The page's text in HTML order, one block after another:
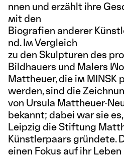
nnen und erzählt ihre
mit den
Biografien anderer
nd. Im Vergleich
zu den Skulpturen des
Bildhauers und Malers
Mattheuer, die im MINSK
werden, sind die
von Ursula Mattheuer-
bekannt; dabei war sie
Leipzig die Stiftung
Künstlerpaars gründete.
einen Fokus auf ihr